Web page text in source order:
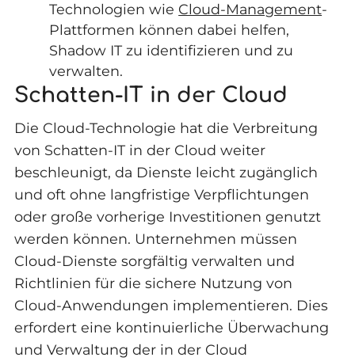
Technologien wie Cloud-Management-
Plattformen können dabei helfen,
Shadow IT zu identifizieren und zu
verwalten.
Schatten-IT in der Cloud
Die Cloud-Technologie hat die Verbreitung
von Schatten-IT in der Cloud weiter
beschleunigt, da Dienste leicht zugänglich
und oft ohne langfristige Verpflichtungen
oder große vorherige Investitionen genutzt
werden können. Unternehmen müssen
Cloud-Dienste sorgfältig verwalten und
Richtlinien für die sichere Nutzung von
Cloud-Anwendungen implementieren. Dies
erfordert eine kontinuierliche Überwachung
und Verwaltung der in der Cloud